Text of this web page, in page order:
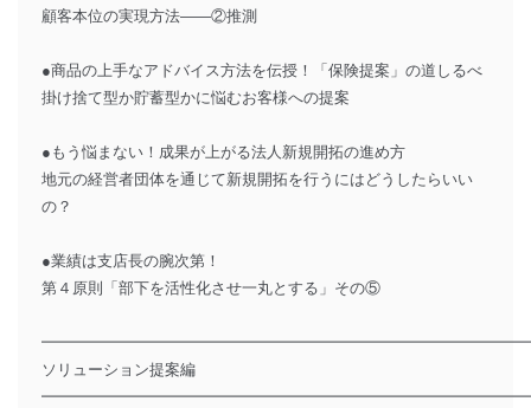
顧客本位の実現方法――②推測
●商品の上手なアドバイス方法を伝授！「保険提案」の道しるべ
掛け捨て型か貯蓄型かに悩むお客様への提案
●もう悩まない！成果が上がる法人新規開拓の進め方
地元の経営者団体を通じて新規開拓を行うにはどうしたらいい
の？
●業績は支店長の腕次第！
第４原則「部下を活性化させ一丸とする」その⑤
ソリューション提案編